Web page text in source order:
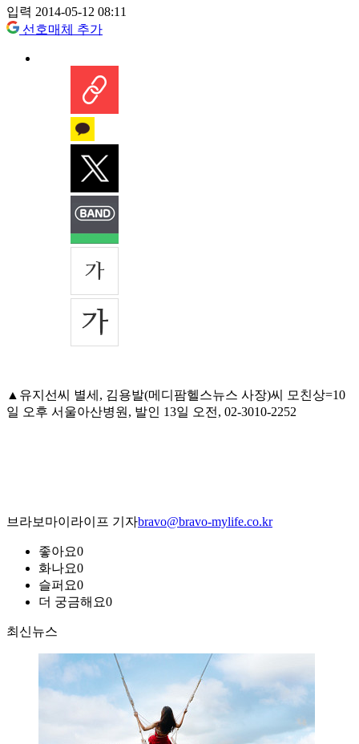
입력 2014-05-12 08:11
선호매체 추가
▲유지선씨 별세, 김용발(메디팜헬스뉴스 사장)씨 모친상=10
일 오후 서울아산병원, 발인 13일 오전, 02-3010-2252
브라보마이라이프 기자bravo@bravo-mylife.co.kr
좋아요0
화나요0
슬퍼요0
더 궁금해요0
최신뉴스